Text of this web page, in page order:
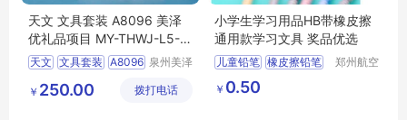
天文 文具套装 A8096 美泽
优礼品项目 MY-THWJ-L5-1
1天文 文具套装 A8096
11
泉州美泽
公司
￥ 250.00 拨打电话
小学生学习用品HB带橡皮擦
通用款学习文具 奖品优选
儿童铅笔 橡皮擦铅笔
郑州航空
￥ 0.50